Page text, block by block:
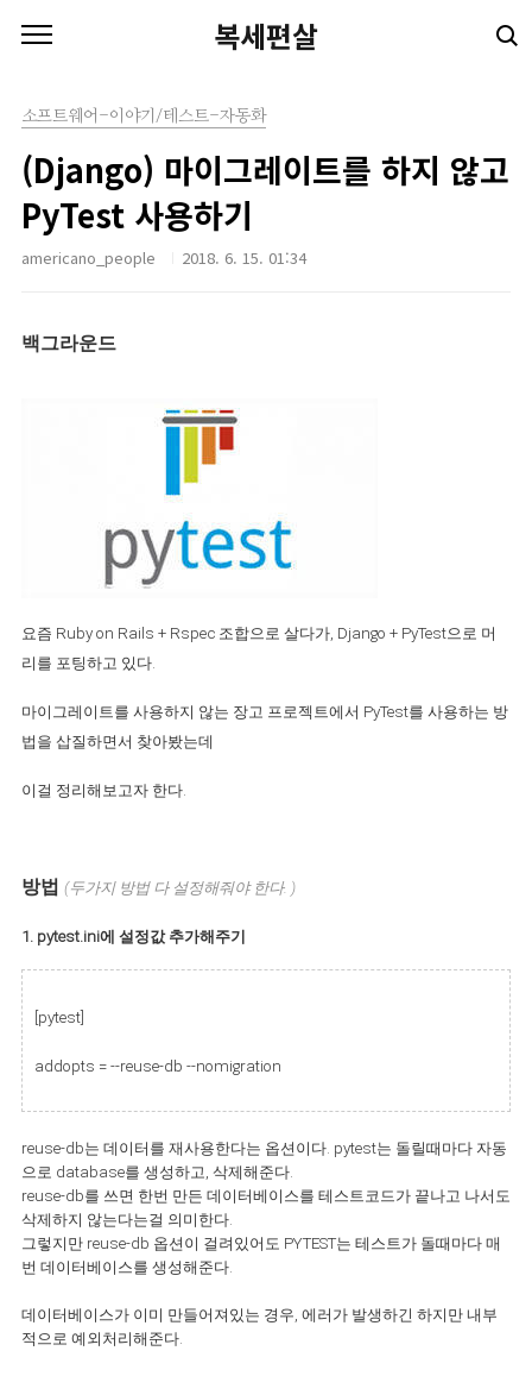
복세편살
소프트웨어-이야기/테스트-자동화
(Django) 마이그레이트를 하지 않고
PyTest 사용하기
americano_people 2018. 6. 15. 01:34
백그라운드
요즘 Ruby on Rails + Rspec 조합으로 살다가, Django + PyTest으로 머
리를 포팅하고 있다.
마이그레이트를 사용하지 않는 장고 프로젝트에서 PyTest를 사용하는 방
법을 삽질하면서 찾아봤는데
이걸 정리해보고자 한다.
방법 (두가지 방법 다 설정해줘야 한다. )
1. pytest.ini에 설정값 추가해주기
[pytest]
addopts = --reuse-db --nomigration
reuse-db는 데이터를 재사용한다는 옵션이다. pytest는 돌릴때마다 자동
으로 database를 생성하고, 삭제해준다.
reuse-db를 쓰면 한번 만든 데이터베이스를 테스트코드가 끝나고 나서도
삭제하지 않는다는걸 의미한다.
그렇지만 reuse-db 옵션이 걸려있어도 PYTEST는 테스트가 돌때마다 매
번 데이터베이스를 생성해준다.
데이터베이스가 이미 만들어져있는 경우, 에러가 발생하긴 하지만 내부
적으로 예외처리해준다.